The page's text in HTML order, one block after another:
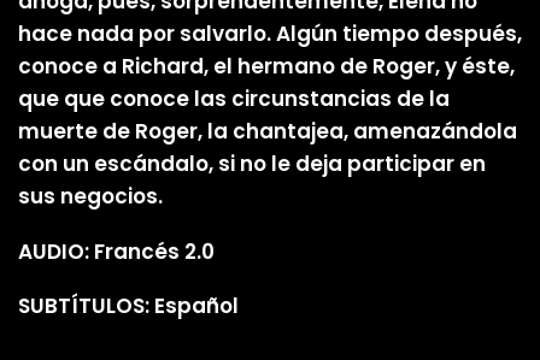
hace nada por salvarlo. Algún tiempo después,
conoce a Richard, el hermano de Roger, y éste,
que que conoce las circunstancias de la
muerte de Roger, la chantajea, amenazándola
con un escándalo, si no le deja participar en
sus negocios.
AUDIO: Francés 2.0
SUBTÍTULOS: Español